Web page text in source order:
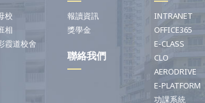
校
相
霞道校舍
報讀資訊
獎學金
聯絡我們
INTRANET
OFFICE365
E-CLASS
CLO
AERODRIVE
E-PLATFORM
功課系統